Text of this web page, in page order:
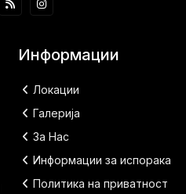
Информации
Локации
Галерија
За Нас
Информации за испорака
Политика на приватност